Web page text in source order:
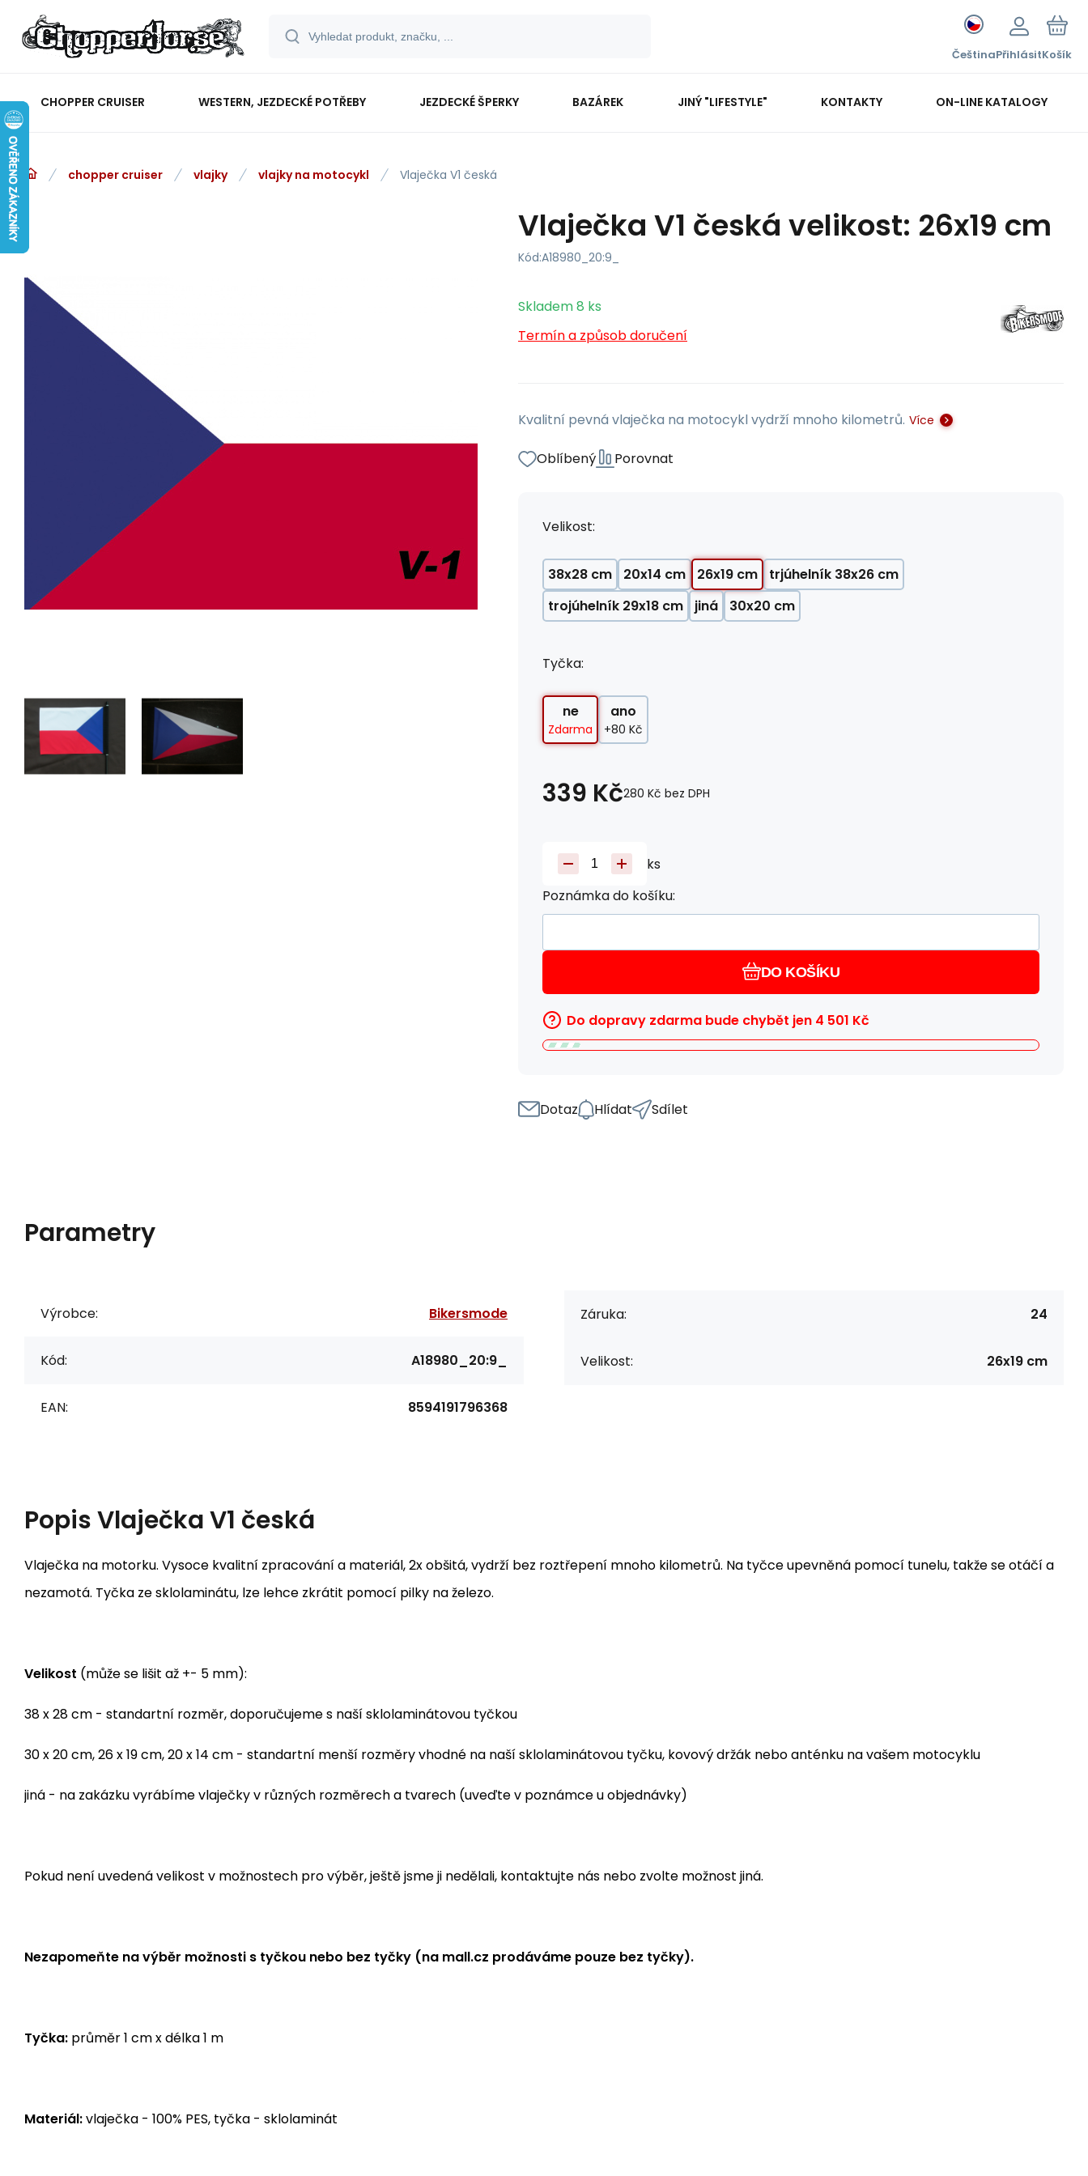
ČeštinaPřihlásitKošík
CHOPPER CRUISER WESTERN, JEZDECKÉ POTŘEBY JEZDECKÉ ŠPERKY BAZÁREK JINÝ "LIFESTYLE" KONTAKTY ON-LINE KATALOGY
chopper cruiser vlajky vlajky na motocykl Vlaječka V1 česká
Vlaječka V1 česká velikost: 26x19 cm
Kód:A18980_20:9_
Skladem8 ks
Termín a způsob doručení
Kvalitní pevná vlaječka na motocykl vydrží mnoho kilometrů. Více
Oblíbený Porovnat
Velikost:
38x28 cm 20x14 cm 26x19 cm
trjúhelník 38x26 cm
trojúhelník 29x18 cm
jiná 30x20 cm
Tyčka:
ne
Zdarma
ano
+80 Kč
339 Kč280 Kč bez DPH
ks
Poznámka do košíku:
DO KOŠÍKU
Do dopravy zdarma bude chybět jen 4 501 Kč
Dotaz Hlídat Sdílet
Parametry
Výrobce: Bikersmode
Kód: A18980_20:9_
EAN: 8594191796368
Záruka: 24
Velikost: 26x19 cm
PopisVlaječka V1 česká
Vlaječka na motorku. Vysoce kvalitní zpracování a materiál, 2x obšitá, vydrží bez roztřepení mnoho kilometrů. Na tyčce upevněná pomocí tunelu, takže se otáčí a
nezamotá. Tyčka ze sklolaminátu, lze lehce zkrátit pomocí pilky na železo.
Velikost (může se lišit až +- 5 mm):
38 x 28 cm - standartní rozměr, doporučujeme s naší sklolaminátovou tyčkou
30 x 20 cm, 26 x 19 cm, 20 x 14 cm - standartní menší rozměry vhodné na naší sklolaminátovou tyčku, kovový držák nebo anténku na vašem motocyklu
jiná - na zakázku vyrábíme vlaječky v různých rozměrech a tvarech (uveďte v poznámce u objednávky)
Pokud není uvedená velikost v možnostech pro výběr, ještě jsme ji nedělali, kontaktujte nás nebo zvolte možnost jiná.
Nezapomeňte na výběr možnosti s tyčkou nebo bez tyčky (na mall.cz prodáváme pouze bez tyčky).
Tyčka: průměr 1 cm x délka 1 m
Materiál:vlaječka - 100% PES, tyčka - sklolaminát